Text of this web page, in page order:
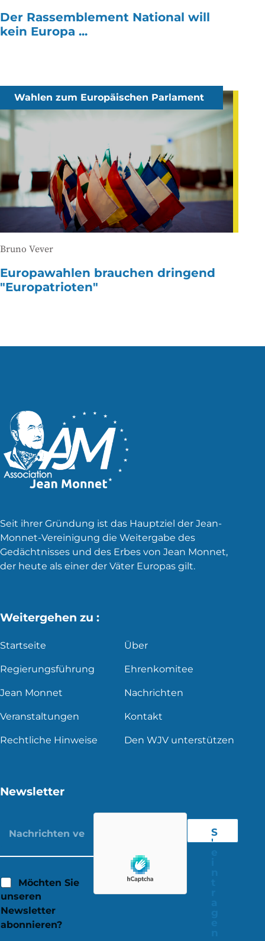
Der Rassemblement National will
kein Europa ...
Wahlen zum Europäischen Parlament
Bruno Vever
Europawahlen brauchen dringend
"Europatrioten"
Seit ihrer Gründung ist das Hauptziel der Jean-
Monnet-Vereinigung die Weitergabe des
Gedächtnisses und des Erbes von Jean Monnet,
der heute als einer der Väter Europas gilt.
Weitergehen zu :
Startseite Über
Regierungsführung Ehrenkomitee
Jean Monnet Nachrichten
Veranstaltungen Kontakt
Rechtliche Hinweise Den WJV unterstützen
Newsletter
Möchten Sie
unseren
Newsletter
abonnieren?
S
'